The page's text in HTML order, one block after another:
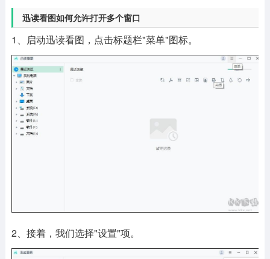
迅读看图如何允许打开多个窗口
1、启动迅读看图，点击标题栏"菜单"图标。
2、接着，我们选择"设置"项。